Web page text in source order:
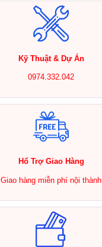
Kỹ Thuật & Dự Án
0974.332.042
Hổ Trợ Giao Hàng
Giao hàng miễn phí nội thành